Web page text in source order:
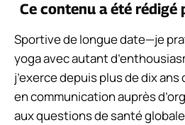
Ce contenu a été rédigé
Sportive de longue date—je
yoga avec autant
j’exerce depuis plus de dix
en communication auprès
aux questions de santé